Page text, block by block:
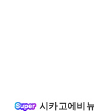
시카고에비